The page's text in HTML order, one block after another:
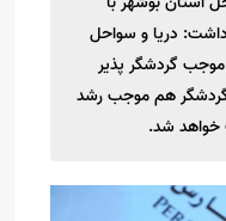
دریا و سواحل
گردشگر پذیر
هم موجب رشد
خواهد شد.